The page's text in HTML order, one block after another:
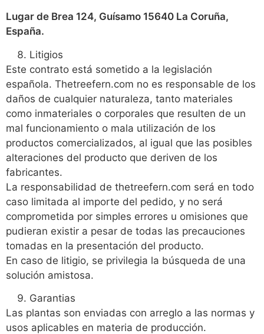
Lugar de Brea 124, Guísamo 15640 La Coruña,
España.
Litigios
Este contrato está sometido a la legislación
española. Thetreefern.com no es responsable de los
daños de cualquier naturaleza, tanto materiales
como inmateriales o corporales que resulten de un
mal funcionamiento o mala utilización de los
productos comercializados, al igual que las posibles
alteraciones del producto que deriven de los
fabricantes.
La responsabilidad de thetreefern.com será en todo
caso limitada al importe del pedido, y no será
comprometida por simples errores u omisiones que
pudieran existir a pesar de todas las precauciones
tomadas en la presentación del producto.
En caso de litigio, se privilegia la búsqueda de una
solución amistosa.
Garantias
Las plantas son enviadas con arreglo a las normas y
usos aplicables en materia de producción.